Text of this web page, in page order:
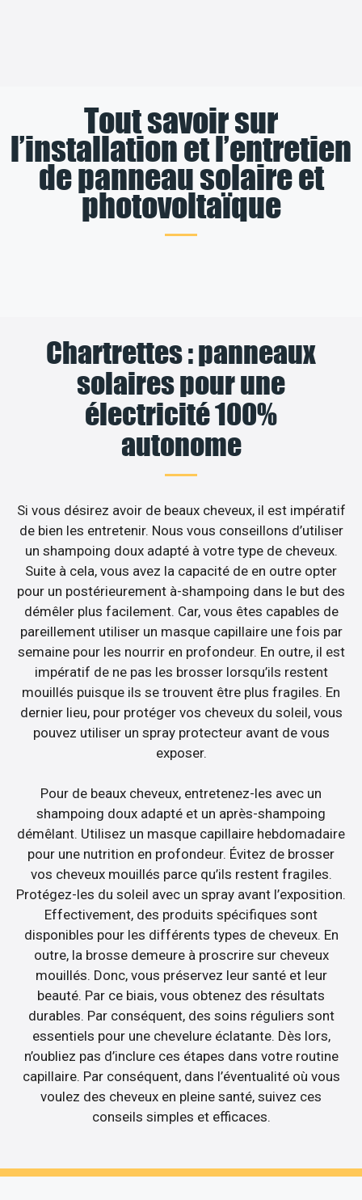
Tout savoir sur
l’installation et l’entretien
de panneau solaire et
photovoltaïque
Chartrettes : panneaux
solaires pour une
électricité 100%
autonome
Si vous désirez avoir de beaux cheveux, il est impératif
de bien les entretenir. Nous vous conseillons d’utiliser
un shampoing doux adapté à votre type de cheveux.
Suite à cela, vous avez la capacité de en outre opter
pour un postérieurement à-shampoing dans le but des
démêler plus facilement. Car, vous êtes capables de
pareillement utiliser un masque capillaire une fois par
semaine pour les nourrir en profondeur. En outre, il est
impératif de ne pas les brosser lorsqu’ils restent
mouillés puisque ils se trouvent être plus fragiles. En
dernier lieu, pour protéger vos cheveux du soleil, vous
pouvez utiliser un spray protecteur avant de vous
exposer.
Pour de beaux cheveux, entretenez-les avec un
shampoing doux adapté et un après-shampoing
démêlant. Utilisez un masque capillaire hebdomadaire
pour une nutrition en profondeur. Évitez de brosser
vos cheveux mouillés parce qu’ils restent fragiles.
Protégez-les du soleil avec un spray avant l’exposition.
Effectivement, des produits spécifiques sont
disponibles pour les différents types de cheveux. En
outre, la brosse demeure à proscrire sur cheveux
mouillés. Donc, vous préservez leur santé et leur
beauté. Par ce biais, vous obtenez des résultats
durables. Par conséquent, des soins réguliers sont
essentiels pour une chevelure éclatante. Dès lors,
n’oubliez pas d’inclure ces étapes dans votre routine
capillaire. Par conséquent, dans l’éventualité où vous
voulez des cheveux en pleine santé, suivez ces
conseils simples et efficaces.